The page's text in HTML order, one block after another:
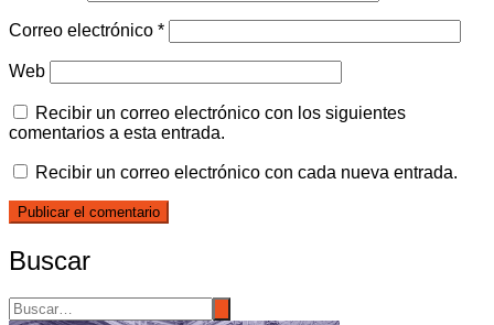
Correo electrónico *
Web
Recibir un correo electrónico con los siguientes
comentarios a esta entrada.
Recibir un correo electrónico con cada nueva entrada.
Buscar